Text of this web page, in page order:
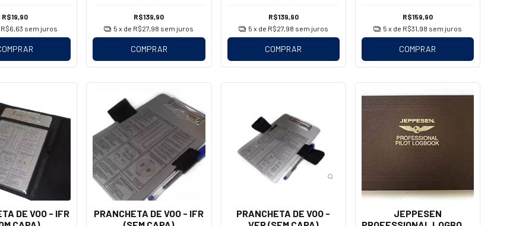
R$19,90
R$6,63 sem juros
R$139,90
5 x de R$27,98 sem juros
COMPRAR
R$139,90
5 x de R$27,98 sem juros
COMPRAR
R$159,90
5 x de R$31,98 sem juros
COMPRAR
DE VOO - IFR
PRANCHETA DE VOO - IFR
PRANCHETA DE VOO -
JEPPESEN